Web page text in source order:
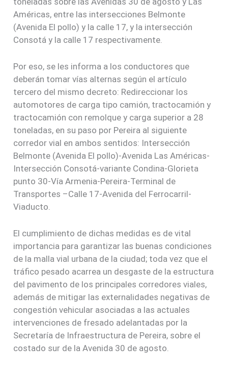
Américas, entre las intersecciones Belmonte
(Avenida El pollo) y la calle 17, y la intersección
Consotá y la calle 17 respectivamente.
Por eso, se les informa a los conductores que
deberán tomar vías alternas según el artículo
tercero del mismo decreto: Redireccionar los
automotores de carga tipo camión, tractocamión y
tractocamión con remolque y carga superior a 28
toneladas, en su paso por Pereira al siguiente
corredor vial en ambos sentidos: Intersección
Belmonte (Avenida El pollo)-Avenida Las Américas-
Intersección Consotá-variante Condina-Glorieta
punto 30-Vía Armenia-Pereira-Terminal de
Transportes –Calle 17-Avenida del Ferrocarril-
Viaducto.
El cumplimiento de dichas medidas es de vital
importancia para garantizar las buenas condiciones
de la malla vial urbana de la ciudad; toda vez que el
tráfico pesado acarrea un desgaste de la estructura
del pavimento de los principales corredores viales,
además de mitigar las externalidades negativas de
congestión vehicular asociadas a las actuales
intervenciones de fresado adelantadas por la
Secretaría de Infraestructura de Pereira, sobre el
costado sur de la Avenida 30 de agosto.